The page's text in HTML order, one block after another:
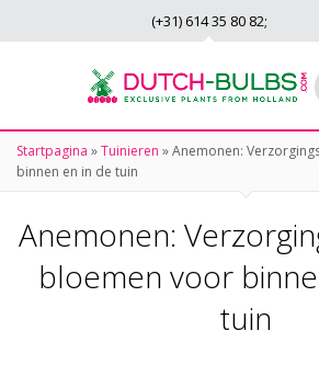
(+31) 614 35 80 82;
Startpagina »Tuinieren »Anemonen:
binnen en in de tuin
Anemonen:
bloemen voor
tuin